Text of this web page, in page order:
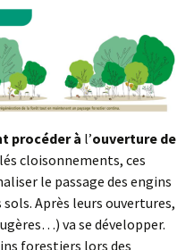
procéder à l’ouverture de
cloisonnements, ces
le passage des engins
Après leurs ouvertures,
va se développer.
forestiers lors des